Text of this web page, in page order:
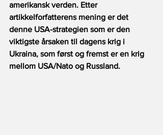
amerikansk verden. Etter
artikkelforfatterens mening er det
denne USA-strategien som er den
viktigste årsaken til dagens krig i
Ukraina, som først og fremst er en krig
mellom USA/Nato og Russland.